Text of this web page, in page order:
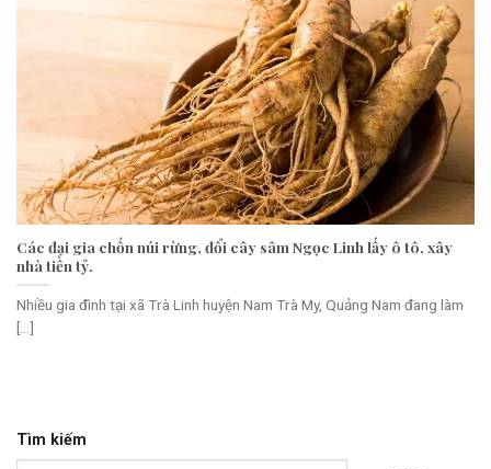
Các đại gia chốn núi rừng, đổi cây sâm Ngọc Linh lấy ô tô, xây
nhà tiền tỷ.
Nhiều gia đình tại xã Trà Linh huyện Nam Trà My, Quảng Nam đang làm
[...]
Tìm kiếm